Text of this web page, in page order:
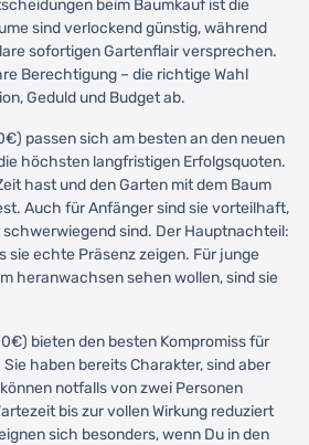
beim Baumkauf ist die
sind verlockend günstig, während
sofortigen Gartenflair versprechen.
Berechtigung – die richtige Wahl
Geduld und Budget ab.
passen sich am besten an den neuen
höchsten langfristigen Erfolgsquoten.
hast und den Garten mit dem Baum
Auch für Anfänger sind sie vorteilhaft,
sind. Der Hauptnachteil:
sie echte Präsenz zeigen. Für junge
heranwachsen sehen wollen, sind sie
bieten den besten Kompromiss für
haben bereits Charakter, sind aber
notfalls von zwei Personen
bis zur vollen Wirkung reduziert
sich besonders, wenn Du in den